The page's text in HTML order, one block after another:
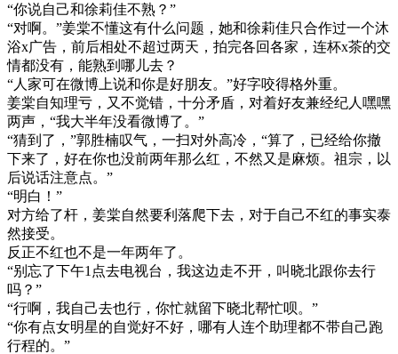
“你说自己和徐莉佳不熟？”
“对啊。”姜棠不懂这有什么问题，她和徐莉佳只合作过一个沐
浴x广告，前后相处不超过两天，拍完各回各家，连杯x茶的交
情都没有，能熟到哪儿去？
“人家可在微博上说和你是好朋友。”好字咬得格外重。
姜棠自知理亏，又不觉错，十分矛盾，对着好友兼经纪人嘿嘿
两声，“我大半年没看微博了。”
“猜到了，”郭胜楠叹气，一扫对外高冷，“算了，已经给你撤
下来了，好在你也没前两年那么红，不然又是麻烦。祖宗，以
后说话注意点。”
“明白！”
对方给了杆，姜棠自然要利落爬下去，对于自己不红的事实泰
然接受。
反正不红也不是一年两年了。
“别忘了下午1点去电视台，我这边走不开，叫晓北跟你去行
吗？”
“行啊，我自己去也行，你忙就留下晓北帮忙呗。”
“你有点女明星的自觉好不好，哪有人连个助理都不带自己跑
行程的。”